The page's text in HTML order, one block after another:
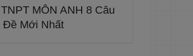
MÔN ANH 8 Câu
Đề Mới Nhất